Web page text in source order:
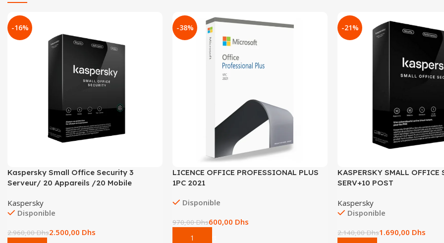
-16%
Kaspersky Small Office Security 3
Serveur/ 20 Appareils /20 Mobile
Kaspersky
Disponible
2.960,00Dhs2.500,00 Dhs
-38%
LICENCE OFFICE PROFESSIONAL PLUS
1PC 2021
Disponible
970,00Dhs600,00 Dhs
Add To Cart
-21%
KASPERSKY SMALL OFFICE
SERV+10 POST
Kaspersky
Disponible
2.140,00Dhs1.690,00 Dhs